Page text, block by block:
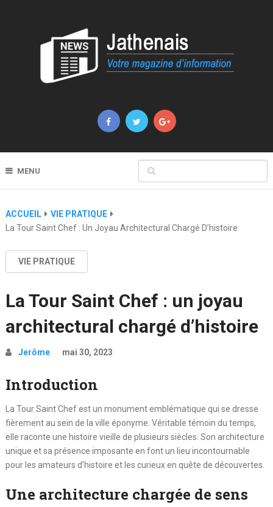
MENU
ACCUEIL
VIE PRATIQUE
La Tour Saint Chef : Un Joyau Architectural Chargé D’histoire
VIE PRATIQUE
La Tour Saint Chef : un joyau
architectural chargé d’histoire
Jerôme mai 30, 2023
Introduction
La Tour Saint Chef est un monument emblématique qui se dresse
fièrement au sein de la ville éponyme. Véritable témoin du temps,
elle raconte une histoire vieille de plusieurs siècles. Son architecture
unique et sa présence imposante en font un lieu incontournable
pour les amateurs d’histoire et les curieux en quête de découvertes.
Une architecture chargée de sens